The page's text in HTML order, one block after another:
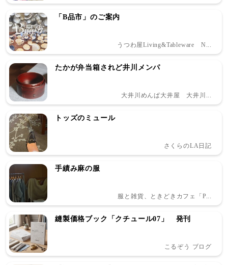
「B品市」のご案内
うつわ屋Living&Tableware N...
たかが弁当箱されど井川メンパ
大井川めんぱ大井屋 大井川...
トッズのミュール
さくらのLA日記
手績み麻の服
服と雑貨、ときどきカフェ「P...
縫製価格ブック「クチュール07」 発刊
こるぞう ブログ